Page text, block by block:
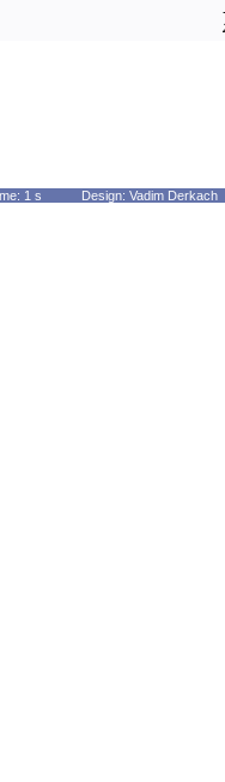
1 s Design: Vadim Derkach